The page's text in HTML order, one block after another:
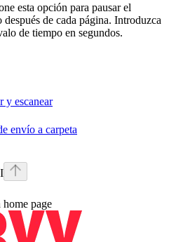
esta opción para pausar el
después de cada página. Introduzca
de tiempo en segundos.
y escanear
envío a carpeta
I
home page